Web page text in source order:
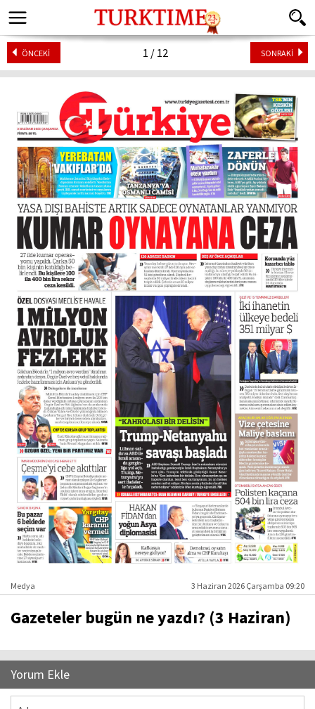
ÖNCEKİ SONRAKİ
1 / 12
Medya 3 Haziran 2026 Çarşamba 09:20
Gazeteler bugün ne yazdı? (3 Haziran)
Yorum Ekle